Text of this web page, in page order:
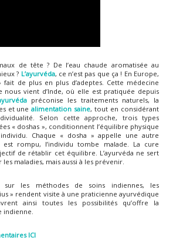
de tête ? De l’eau chaude aromatisée au
? L’ayurvéda, ce n’est pas que ça ! En Europe,
de plus en plus d’adeptes. Cette médecine
vient d’Inde, où elle est pratiquée depuis
préconise les traitements naturels, la
et unealimentation saine, tout en considérant
Selon cette approche, trois types
« doshas », conditionnent l’équilibre physique
Chaque « dosha » appelle une autre
est rompu, l’individu tombe malade. La cure
de rétablir cet équilibre. L’ayurvéda ne sert
maladies, mais aussi à les prévenir.
les méthodes de soins indiennes, les
» rendent visite à une praticienne ayurvédique
ainsi toutes les possibilités qu’offre la
indienne.
ICI